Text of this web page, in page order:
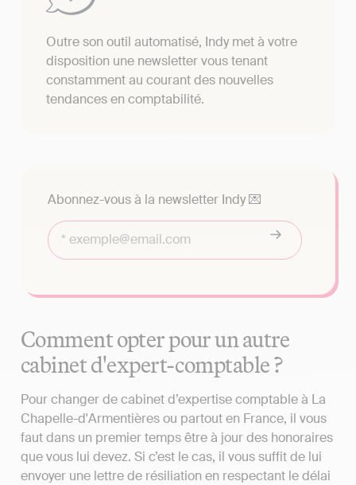
Outre son outil automatisé, Indy met à votre
disposition une newsletter vous tenant
constamment au courant des nouvelles
tendances en comptabilité.
Abonnez-vous à la newsletter Indy 💌
Comment opter pour un autre
cabinet d'expert-comptable ?
Pour changer de cabinet d’expertise comptable à La
Chapelle-d'Armentières ou partout en France, il vous
faut dans un premier temps être à jour des honoraires
que vous lui devez. Si c’est le cas, il vous suffit de lui
envoyer une lettre de résiliation en respectant le délai